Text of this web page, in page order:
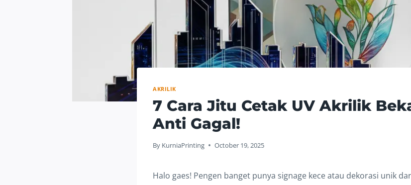
AKRILIK
7 Cara Jitu Cetak UV Akrilik
Anti Gagal!
By KurniaPrinting October 19, 2025
Halo gaes! Pengen banget punya signage kece atau dekorasi unik